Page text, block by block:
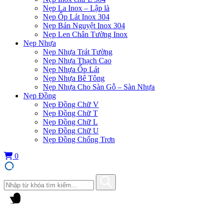
Nẹp La Inox – Lập là
Nẹp Ốp Lát Inox 304
Nẹp Bán Nguyệt Inox 304
Nẹp Len Chân Tường Inox
Nẹp Nhựa
Nẹp Nhựa Trát Tường
Nẹp Nhựa Thạch Cao
Nẹp Nhựa Ốp Lát
Nẹp Nhựa Bê Tông
Nẹp Nhựa Cho Sàn Gỗ – Sàn Nhựa
Nẹp Đồng
Nẹp Đồng Chữ V
Nẹp Đồng Chữ T
Nẹp Đồng Chữ L
Nẹp Đồng Chữ U
Nẹp Đồng Chống Trơn
0